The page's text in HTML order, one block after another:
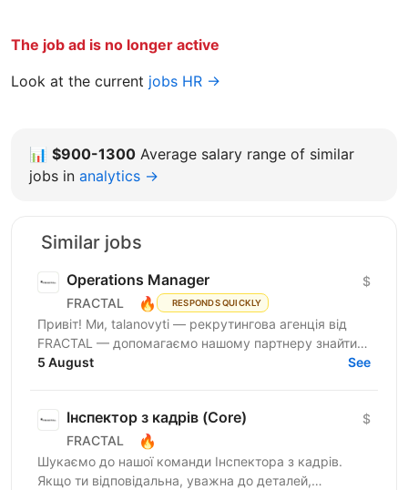
The job ad is no longer active
Look at the current jobs HR →
📊 $900-1300 Average salary range of similar
jobs in analytics →
Similar jobs
Operations Manager
FRACTAL 🔥 RESPONDS QUICKLY
$
Привіт! Ми, talanovyti — рекрутингова агенція від
FRACTAL — допомагаємо нашому партнеру знайти
класного(у) Office Manager. Наш партнер — miltech...
5 August See
Інспектор з кадрів (Core)
FRACTAL 🔥
$
Шукаємо до нашої команди Інспектора з кадрів.
Якщо ти відповідальна, уважна до деталей,